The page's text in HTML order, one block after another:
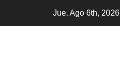
Jue. Ago 6th, 2026